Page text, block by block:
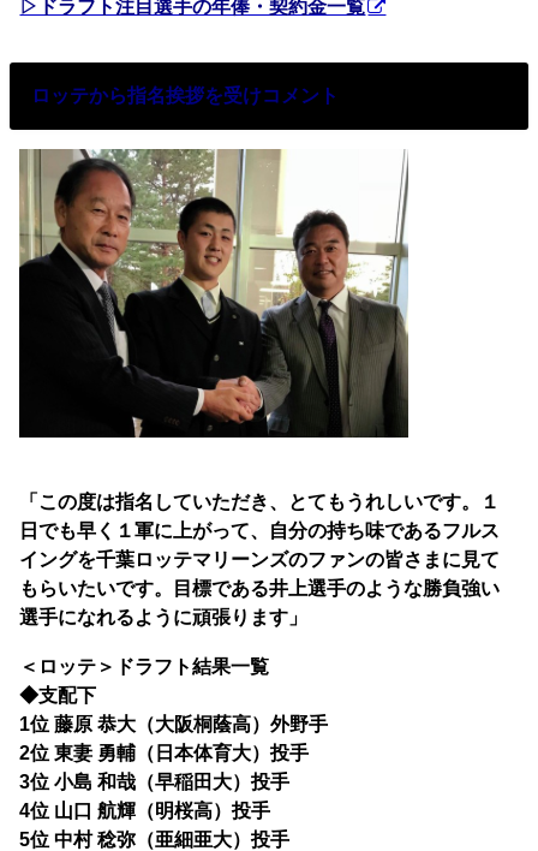
▷ドラフト注目選手の年俸・契約金一覧
ロッテから指名挨拶を受けコメント
「この度は指名していただき、とてもうれしいです。１
日でも早く１軍に上がって、自分の持ち味であるフルス
イングを千葉ロッテマリーンズのファンの皆さまに見て
もらいたいです。目標である井上選手のような勝負強い
選手になれるように頑張ります」
＜ロッテ＞ドラフト結果一覧
◆支配下
1位 藤原 恭大（大阪桐蔭高）外野手
2位 東妻 勇輔（日本体育大）投手
3位 小島 和哉（早稲田大）投手
4位 山口 航輝（明桜高）投手
5位 中村 稔弥（亜細亜大）投手